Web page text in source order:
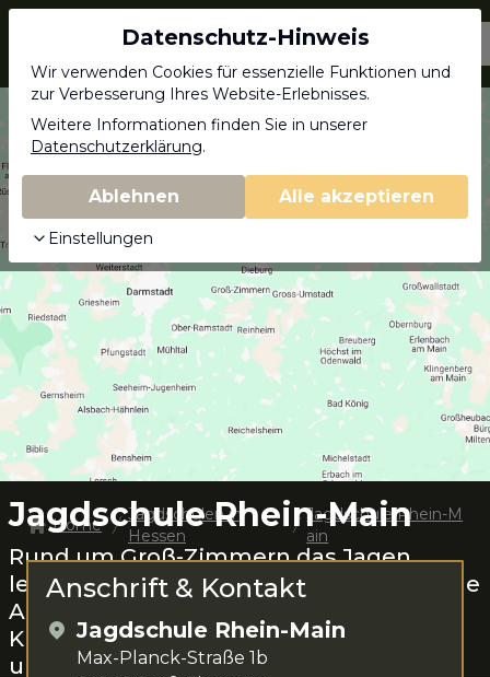
Jagdschein.com
Jagdschule Rhein-Main
Rund umGroß-Zimmerndas Jagen
lernen.Jochen Niesnersteht dir für deine
Anliegen zur Verfügung. Das
Kursangebot umfasst Wochenendkurs
und Kompaktkurs.
Home
Jagdschulen in
Hessen
Jagdschule Rhein-M
ain
Anschrift & Kontakt
Jagdschule Rhein-Main
Max-Planck-Straße 1b
Datenschutz-Hinweis
Wir verwenden Cookies für essenzielle Funktionen und
zur Verbesserung Ihres Website-Erlebnisses.
Weitere Informationen finden Sie in unserer
Datenschutzerklärung.
Ablehnen Alle akzeptieren
Einstellungen